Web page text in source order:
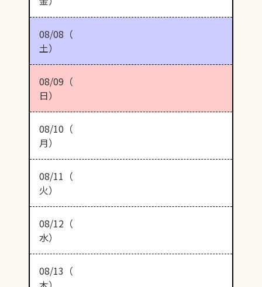
08/08（
土）
08/09（
日）
08/10（
月）
08/11（
火）
08/12（
水）
08/13（